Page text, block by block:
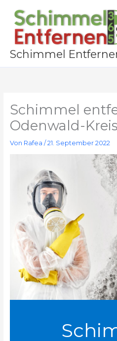
Inhalt
springen
Schimmel
Schimmel
Odenwald-Kreis
Von Rafea /21. September 2022